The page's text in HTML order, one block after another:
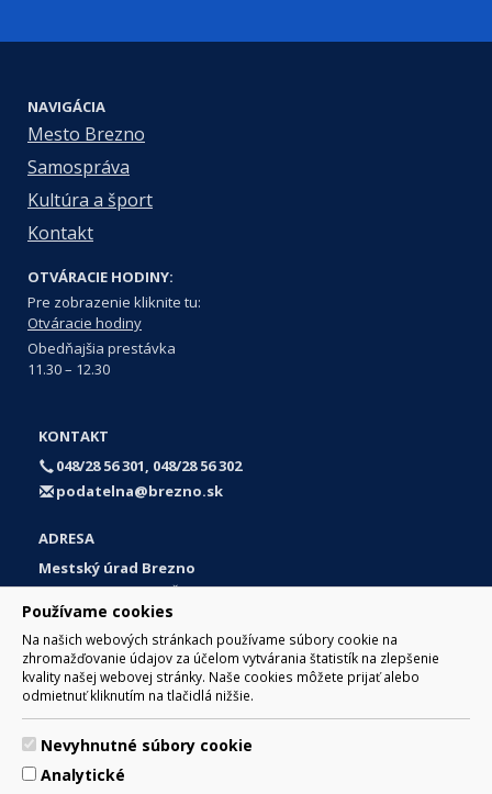
Používame cookies
Na našich webových stránkach používame súbory cookie na
zhromažďovanie údajov za účelom vytvárania štatistík na zlepšenie
kvality našej webovej stránky. Naše cookies môžete prijať alebo
odmietnuť kliknutím na tlačidlá nižšie.
Nevyhnutné súbory cookie
Analytické
NAVIGÁCIA
Mesto Brezno
Samospráva
Kultúra a šport
Kontakt
OTVÁRACIE HODINY:
Pre zobrazenie kliknite tu:
Otváracie hodiny
Obedňajšia prestávka
11.30 – 12.30
KONTAKT
048/28 56 301, 048/28 56 302
podatelna@brezno.sk
ADRESA
Mestský úrad Brezno
Námestie gen. M. R. Štefánika 1
977 01 Brezno
Slovakia (Slovak Republic)
© 2017 Mesto Brezno, Námestie gen. M. R. Štefánika 1, Brezno
977 01 Tel.: 048/28 56 301, 048/28 56 302 Email: